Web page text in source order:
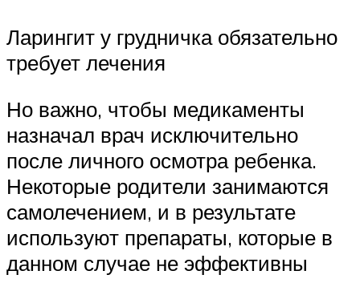
Ларингит у грудничка обязательно
требует лечения
Но важно, чтобы медикаменты
назначал врач исключительно
после личного осмотра ребенка.
Некоторые родители занимаются
самолечением, и в результате
используют препараты, которые в
данном случае не эффективны